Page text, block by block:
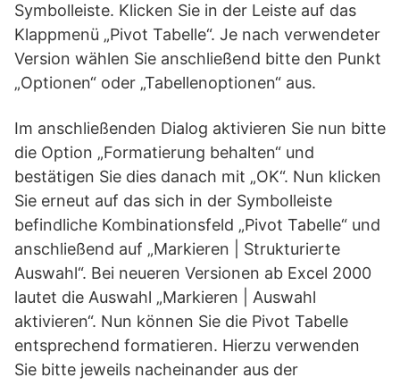
Symbolleiste. Klicken Sie in der Leiste auf das
Klappmenü „Pivot Tabelle“. Je nach verwendeter
Version wählen Sie anschließend bitte den Punkt
„Optionen“ oder „Tabellenoptionen“ aus.
Im anschließenden Dialog aktivieren Sie nun bitte
die Option „Formatierung behalten“ und
bestätigen Sie dies danach mit „OK“. Nun klicken
Sie erneut auf das sich in der Symbolleiste
befindliche Kombinationsfeld „Pivot Tabelle“ und
anschließend auf „Markieren | Strukturierte
Auswahl“. Bei neueren Versionen ab Excel 2000
lautet die Auswahl „Markieren | Auswahl
aktivieren“. Nun können Sie die Pivot Tabelle
entsprechend formatieren. Hierzu verwenden
Sie bitte jeweils nacheinander aus der